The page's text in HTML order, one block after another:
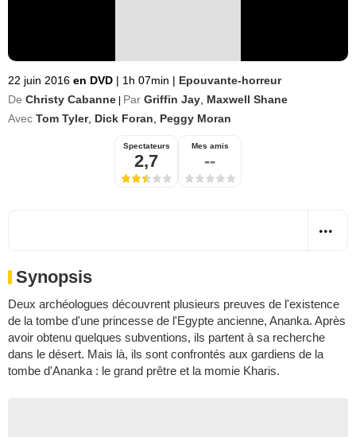
22 juin 2016 en DVD | 1h 07min | Epouvante-horreur
De Christy Cabanne Par Griffin Jay Maxwell Shane
Avec Tom Tyler, Dick Foran Peggy Moran
Spectateurs
2,7
Mes amis
--
Synopsis
Deux archéologues découvrent plusieurs preuves de l'existence
de la tombe d'une princesse de l'Egypte ancienne, Ananka. Après
avoir obtenu quelques subventions, ils partent à sa recherche
dans le désert. Mais là, ils sont confrontés aux gardiens de la
tombe d'Ananka : le grand prêtre et la momie Kharis.